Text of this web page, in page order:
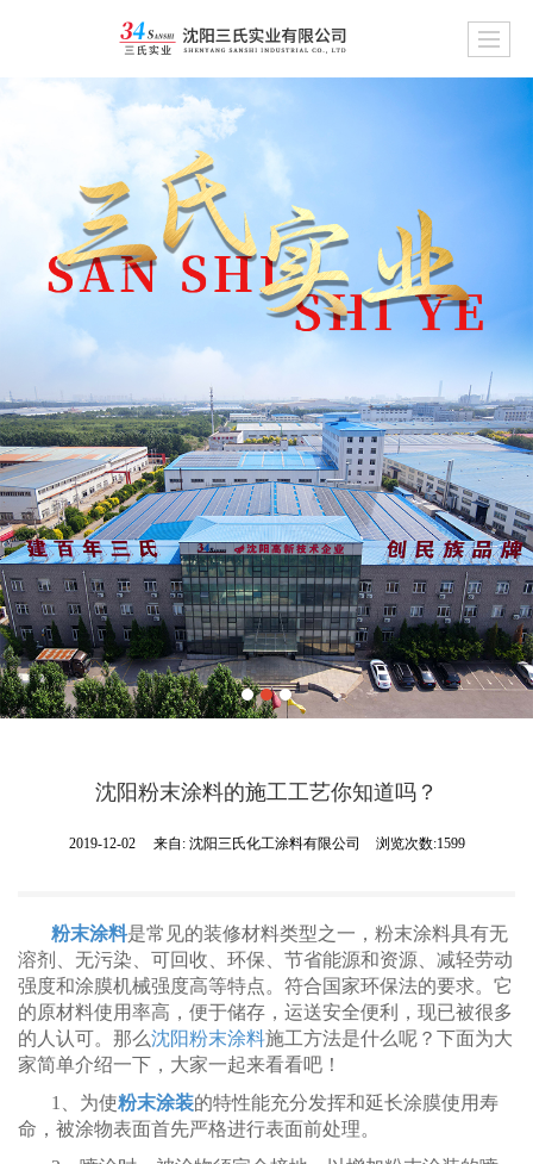
沈阳粉末涂料的施工工艺你知道吗？
2019-12-02 来自: 沈阳三氏化工涂料有限公司 浏览次数:1599
粉末涂料是常见的装修材料类型之一，粉末涂料具有无
溶剂、无污染、可回收、环保、节省能源和资源、减轻劳动
强度和涂膜机械强度高等特点。符合国家环保法的要求。它
的原材料使用率高，便于储存，运送安全便利，现已被很多
的人认可。那么沈阳粉末涂料施工方法是什么呢？下面为大
家简单介绍一下，大家一起来看看吧！
1、为使粉末涂装的特性能充分发挥和延长涂膜使用寿
命，被涂物表面首先严格进行表面前处理。